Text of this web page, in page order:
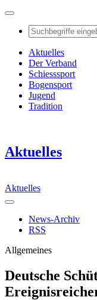
Aktuelles
Der Verband
Schiesssport
Bogensport
Jugend
Tradition
Aktuelles
Aktuelles
News-Archiv
RSS
Allgemeines
Deutsche